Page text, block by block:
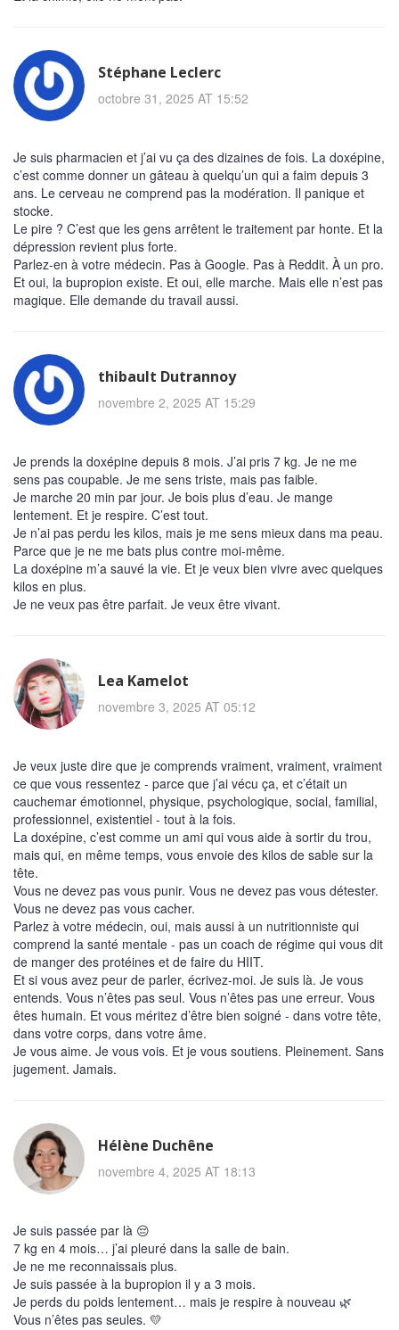
Stéphane Leclerc
octobre 31, 2025 AT 15:52
Je suis pharmacien et j’ai vu ça des dizaines de fois. La doxépine,
c’est comme donner un gâteau à quelqu’un qui a faim depuis 3
ans. Le cerveau ne comprend pas la modération. Il panique et
stocke.
Le pire ? C’est que les gens arrêtent le traitement par honte. Et la
dépression revient plus forte.
Parlez-en à votre médecin. Pas à Google. Pas à Reddit. À un pro.
Et oui, la bupropion existe. Et oui, elle marche. Mais elle n’est pas
magique. Elle demande du travail aussi.
thibault Dutrannoy
novembre 2, 2025 AT 15:29
Je prends la doxépine depuis 8 mois. J’ai pris 7 kg. Je ne me
sens pas coupable. Je me sens triste, mais pas faible.
Je marche 20 min par jour. Je bois plus d’eau. Je mange
lentement. Et je respire. C’est tout.
Je n’ai pas perdu les kilos, mais je me sens mieux dans ma peau.
Parce que je ne me bats plus contre moi-même.
La doxépine m’a sauvé la vie. Et je veux bien vivre avec quelques
kilos en plus.
Je ne veux pas être parfait. Je veux être vivant.
Lea Kamelot
novembre 3, 2025 AT 05:12
Je veux juste dire que je comprends vraiment, vraiment, vraiment
ce que vous ressentez - parce que j’ai vécu ça, et c’était un
cauchemar émotionnel, physique, psychologique, social, familial,
professionnel, existentiel - tout à la fois.
La doxépine, c’est comme un ami qui vous aide à sortir du trou,
mais qui, en même temps, vous envoie des kilos de sable sur la
tête.
Vous ne devez pas vous punir. Vous ne devez pas vous détester.
Vous ne devez pas vous cacher.
Parlez à votre médecin, oui, mais aussi à un nutritionniste qui
comprend la santé mentale - pas un coach de régime qui vous dit
de manger des protéines et de faire du HIIT.
Et si vous avez peur de parler, écrivez-moi. Je suis là. Je vous
entends. Vous n’êtes pas seul. Vous n’êtes pas une erreur. Vous
êtes humain. Et vous méritez d’être bien soigné - dans votre tête,
dans votre corps, dans votre âme.
Je vous aime. Je vous vois. Et je vous soutiens. Pleinement. Sans
jugement. Jamais.
Hélène Duchêne
novembre 4, 2025 AT 18:13
Je suis passée par là 😔
7 kg en 4 mois… j’ai pleuré dans la salle de bain.
Je ne me reconnaissais plus.
Je suis passée à la bupropion il y a 3 mois.
Je perds du poids lentement… mais je respire à nouveau 🌿
Vous n’êtes pas seules. 💛